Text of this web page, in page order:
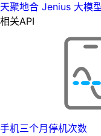
天聚地合 Jenius 大模
相关API
手机三个月停机次数